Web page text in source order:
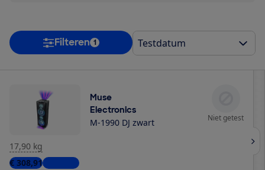
Filteren 1
Muse
Electronics
M-1990 DJ zwart Niet getest
17,90 kg
€ 308,913 winkels